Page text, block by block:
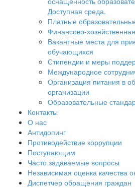
Доступная среда.
Платные
Финансово-
Вакантные места для
обучающихся
Стипендии и меры
Международное
Организация питания в
организации
Образовательные
Контакты
О нас
Антидопинг
Противодействие коррупции
Поступающим
Часто задаваемые вопросы
Независимая оценка качества
Диспетчер обращения граждан